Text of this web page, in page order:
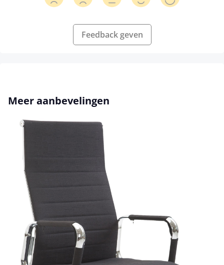
Feedback geven
Productgalerij overslaan
Meer aanbevelingen